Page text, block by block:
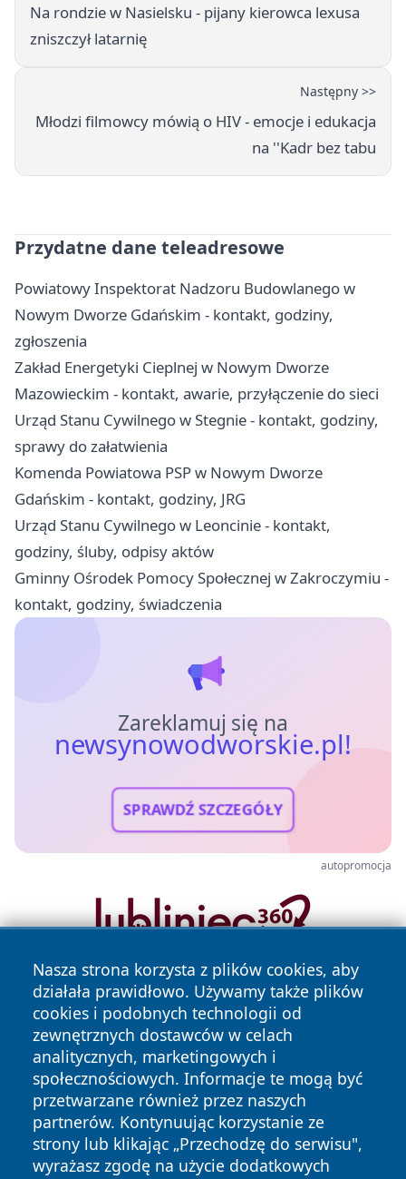
Na rondzie w Nasielsku - pijany kierowca lexusa
zniszczył latarnię
Następny >>
Młodzi filmowcy mówią o HIV - emocje i edukacja
na ''Kadr bez tabu
Przydatne dane teleadresowe
Powiatowy Inspektorat Nadzoru Budowlanego w
Nowym Dworze Gdańskim - kontakt, godziny,
zgłoszenia
Zakład Energetyki Cieplnej w Nowym Dworze
Mazowieckim - kontakt, awarie, przyłączenie do sieci
Urząd Stanu Cywilnego w Stegnie - kontakt, godziny,
sprawy do załatwienia
Komenda Powiatowa PSP w Nowym Dworze
Gdańskim - kontakt, godziny, JRG
Urząd Stanu Cywilnego w Leoncinie - kontakt,
godziny, śluby, odpisy aktów
Gminny Ośrodek Pomocy Społecznej w Zakroczymiu -
kontakt, godziny, świadczenia
Zareklamuj się na
newsynowodworskie.pl!
SPRAWDŹ SZCZEGÓŁY
autopromocja
Nasza strona korzysta z plików cookies, aby
działała prawidłowo. Używamy także plików
cookies i podobnych technologii od
zewnętrznych dostawców w celach
analitycznych, marketingowych i
społecznościowych. Informacje te mogą być
przetwarzane również przez naszych
partnerów. Kontynuując korzystanie ze
strony lub klikając „Przechodzę do serwisu",
wyrażasz zgodę na użycie dodatkowych
Copyright © 2026 newsynowodworskie.pl Wszystkie prawa
zastrzeżone.